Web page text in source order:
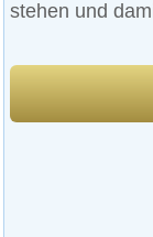
stehen und